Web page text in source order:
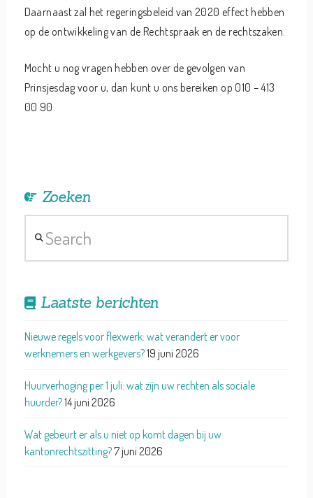
Daarnaast zal het regeringsbeleid van 2020 effect hebben
op de ontwikkeling van de Rechtspraak en de rechtszaken.
Mocht u nog vragen hebben over de gevolgen van
Prinsjesdag voor u, dan kunt u ons bereiken op 010 – 413
00 90.
Zoeken
Laatste berichten
Nieuwe regels voor flexwerk: wat verandert er voor
werknemers en werkgevers?19 juni 2026
Huurverhoging per 1 juli: wat zijn uw rechten als sociale
huurder?14 juni 2026
Wat gebeurt er als u niet op komt dagen bij uw
kantonrechtszitting?7 juni 2026